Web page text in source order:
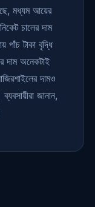
মধ্যম আয়ের
চালের দাম
পাঁচ টাকা বৃদ্ধি
দাম অনেকটাই
দামও
জানান,